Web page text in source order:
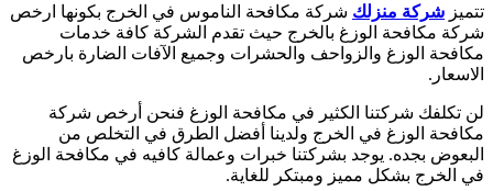
شركة منزلكشركة مكافحة الناموس في الخرج بكونها ارخص
مكافحة الوزغ بالخرج حيث تقدم الشركة كافة خدمات
الوزغ والزواحف والحشرات وجميع الآفات الضارة بارخص
تكلفك شركتنا الكثير في مكافحة الوزغ فنحن أرخص شركة
الوزغ في الخرج ولدينا أفضل الطرق في التخلص من
بجده. يوجد بشركتنا خبرات وعمالة كافيه في مكافحة الوزغ
الخرج بشكل مميز ومبتكر للغاية.